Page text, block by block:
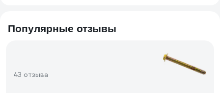
Популярные отзывы
43 отзыва